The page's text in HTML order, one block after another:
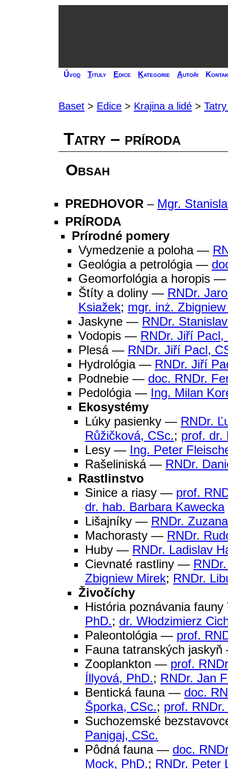
Úvod Tituly Edice Kategorie Autoři
Baset > Edice > Krajina a lidé >
Tatry – príroda
Obsah
PREDHOVOR – Mgr.
PRÍRODA
Prírodné pomery
Vymedzenie a poloha —
Geológia a petrológia —
Geomorfológia a horopis
Štíty a doliny — RNDr.
Ksiažek; mgr. inż.
Jaskyne — RNDr.
Vodopis — RNDr. Jiří Pacl,
Plesá — RNDr. Jiří Pacl,
Hydrológia — RNDr. Jiří
Podnebie — doc. RNDr.
Pedológia — Ing. Milan
Ekosystémy
Lúky pasienky — RNDr.
Růžičková, CSc.; prof. dr.
Lesy — Ing. Peter
Rašeliniská — RNDr.
Rastlinstvo
Sinice a riasy — prof.
dr. hab. Barbara Kawecka
Lišajníky — RNDr.
Machorasty — RNDr.
Huby — RNDr. Ladislav
Cievnaté rastliny —
Zbigniew Mirek; RNDr.
Živočíchy
História poznávania
PhD.; dr. Włodzimierz
Paleontológia — prof.
Fauna tatranských
Zooplankton — prof.
Íllyová, PhD.; RNDr. Jan
Bentická fauna — doc.
Šporka, CSc.; prof.
Suchozemské
Panigaj, CSc.
Pôdná fauna — doc.
Mock, PhD.; RNDr. Peter